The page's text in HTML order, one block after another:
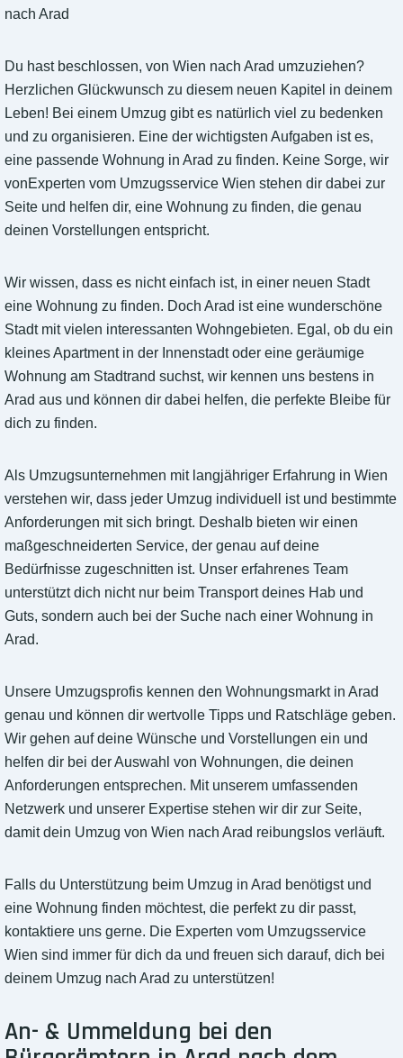
nach Arad
Du hast beschlossen, von Wien nach Arad umzuziehen?
Herzlichen Glückwunsch zu diesem neuen Kapitel in deinem
Leben! Bei einem Umzug gibt es natürlich viel zu bedenken
und zu organisieren. Eine der wichtigsten Aufgaben ist es,
eine passende Wohnung in Arad zu finden. Keine Sorge, wir
vonExperten vom Umzugsservice Wien stehen dir dabei zur
Seite und helfen dir, eine Wohnung zu finden, die genau
deinen Vorstellungen entspricht.
Wir wissen, dass es nicht einfach ist, in einer neuen Stadt
eine Wohnung zu finden. Doch Arad ist eine wunderschöne
Stadt mit vielen interessanten Wohngebieten. Egal, ob du ein
kleines Apartment in der Innenstadt oder eine geräumige
Wohnung am Stadtrand suchst, wir kennen uns bestens in
Arad aus und können dir dabei helfen, die perfekte Bleibe für
dich zu finden.
Als Umzugsunternehmen mit langjähriger Erfahrung in Wien
verstehen wir, dass jeder Umzug individuell ist und bestimmte
Anforderungen mit sich bringt. Deshalb bieten wir einen
maßgeschneiderten Service, der genau auf deine
Bedürfnisse zugeschnitten ist. Unser erfahrenes Team
unterstützt dich nicht nur beim Transport deines Hab und
Guts, sondern auch bei der Suche nach einer Wohnung in
Arad.
Unsere Umzugsprofis kennen den Wohnungsmarkt in Arad
genau und können dir wertvolle Tipps und Ratschläge geben.
Wir gehen auf deine Wünsche und Vorstellungen ein und
helfen dir bei der Auswahl von Wohnungen, die deinen
Anforderungen entsprechen. Mit unserem umfassenden
Netzwerk und unserer Expertise stehen wir dir zur Seite,
damit dein Umzug von Wien nach Arad reibungslos verläuft.
Falls du Unterstützung beim Umzug in Arad benötigst und
eine Wohnung finden möchtest, die perfekt zu dir passt,
kontaktiere uns gerne. Die Experten vom Umzugsservice
Wien sind immer für dich da und freuen sich darauf, dich bei
deinem Umzug nach Arad zu unterstützen!
An- & Ummeldung bei den